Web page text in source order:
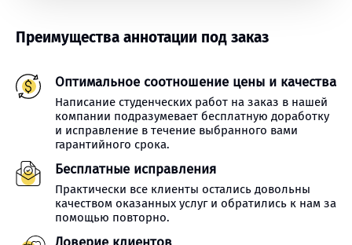
Преимущества аннотации под заказ
Оптимальное соотношение цены и качества
Написание студенческих работ на заказ в нашей
компании подразумевает бесплатную доработку
и исправление в течение выбранного вами
гарантийного срока.
Бесплатные исправления
Практически все клиенты остались довольны
качеством оказанных услуг и обратились к нам за
помощью повторно.